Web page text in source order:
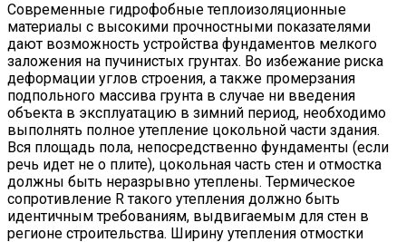
Современные гидрофобные теплоизоляционные
материалы с высокими прочностными показателями
дают возможность устройства фундаментов мелкого
заложения на пучинистых грунтах. Во избежание риска
деформации углов строения, а также промерзания
подпольного массива грунта в случае ни введения
объекта в эксплуатацию в зимний период, необходимо
выполнять полное утепление цокольной части здания.
Вся площадь пола, непосредственно фундаменты (если
речь идет не о плите), цокольная часть стен и отмостка
должны быть неразрывно утеплены. Термическое
сопротивление R такого утепления должно быть
идентичным требованиям, выдвигаемым для стен в
регионе строительства. Ширину утепления отмостки